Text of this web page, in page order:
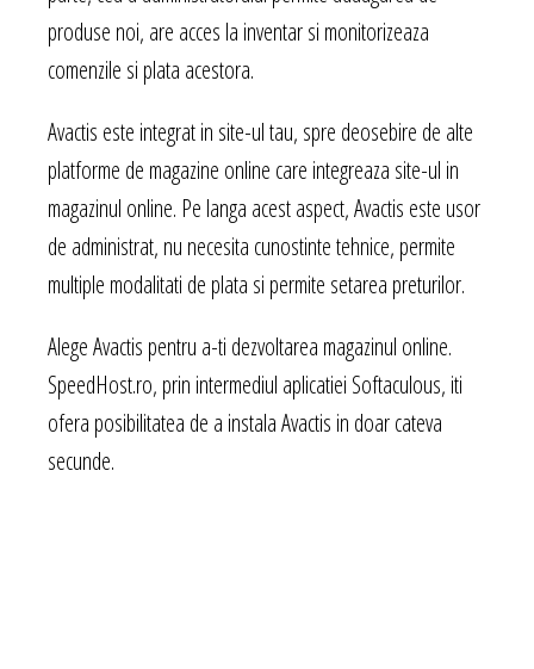
produse noi, are acces la inventar si monitorizeaza
comenzile si plata acestora.
Avactis este integrat in site-ul tau, spre deosebire de alte
platforme de magazine online care integreaza site-ul in
magazinul online. Pe langa acest aspect, Avactis este usor
de administrat, nu necesita cunostinte tehnice, permite
multiple modalitati de plata si permite setarea preturilor.
Alege Avactis pentru a-ti dezvoltarea magazinul online.
SpeedHost.ro, prin intermediul aplicatiei Softaculous, iti
ofera posibilitatea de a instala Avactis in doar cateva
secunde.